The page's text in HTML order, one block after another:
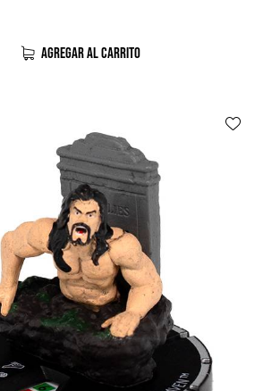
AGREGAR AL CARRITO